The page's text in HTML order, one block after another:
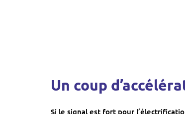
Un coup
Si le signal est fort pour